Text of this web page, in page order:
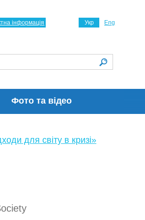
Фото та відео
Укр Eng
інформація
для світу в кризі»